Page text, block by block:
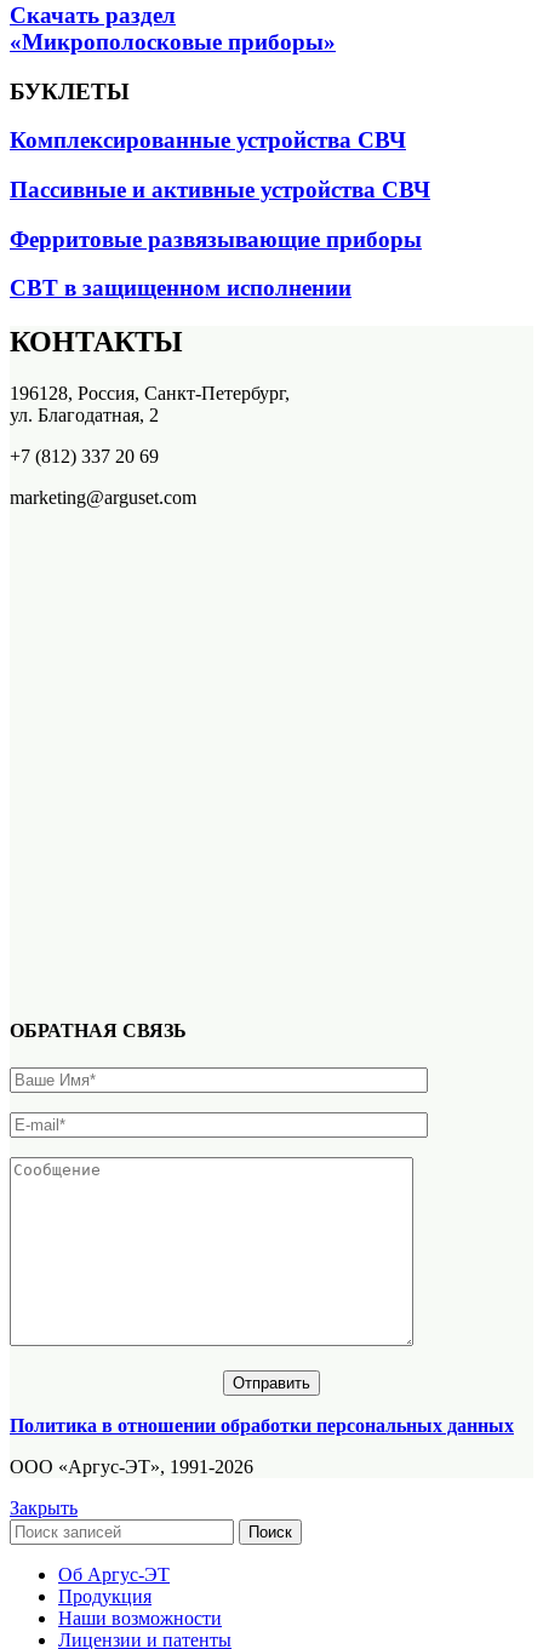
Скачать раздел
«Микрополосковые приборы»
БУКЛЕТЫ
Комплексированные устройства СВЧ
Пассивные и активные устройства СВЧ
Ферритовые развязывающие приборы
СВТ в защищенном исполнении
КОНТАКТЫ
196128, Россия, Санкт-Петербург,
ул. Благодатная, 2
+7 (812) 337 20 69
marketing@arguset.com
ОБРАТНАЯ СВЯЗЬ
Политика в отношении обработки персональных данных
ООО «Аргус-ЭТ», 1991-2026
Закрыть
Поиск
Об Аргус-ЭТ
Продукция
Наши возможности
Лицензии и патенты